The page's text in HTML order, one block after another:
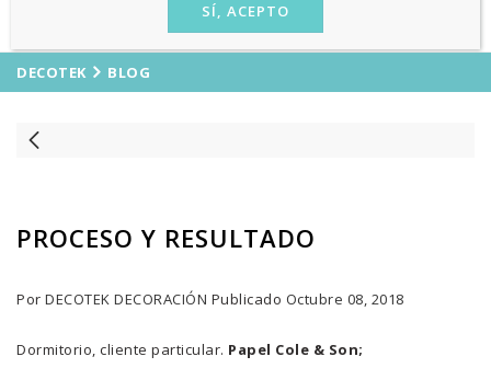
DECOTEK BLOG
PROCESO Y RESULTADO
Por DECOTEK DECORACIÓN Publicado Octubre 08, 2018
Dormitorio, cliente particular. Papel Cole & Son;
SÍ, ACEPTO